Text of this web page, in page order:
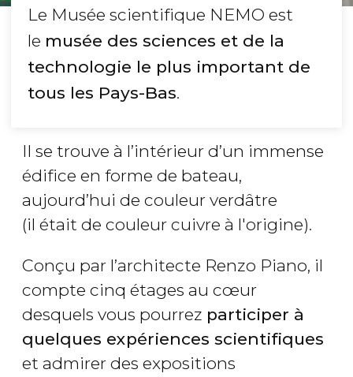
Le Musée scientifique NEMO est
le musée des sciences et de la
technologie le plus important de
tous les Pays-Bas.
Il se trouve à l’intérieur d’un immense
édifice en forme de bateau,
aujourd’hui de couleur verdâtre
(il était de couleur cuivre à l'origine).
Conçu par l’architecte Renzo Piano, il
compte cinq étages au cœur
desquels vous pourrez participer à
quelques expériences scientifiques
et admirer des expositions